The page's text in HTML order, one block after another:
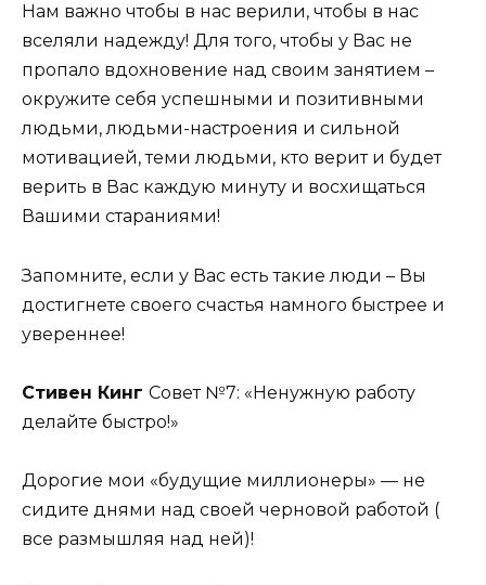
Нам важно чтобы в нас верили, чтобы в нас
вселяли надежду! Для того, чтобы у Вас не
пропало вдохновение над своим занятием –
окружите себя успешными и позитивными
людьми, людьми-настроения и сильной
мотивацией, теми людьми, кто верит и будет
верить в Вас каждую минуту и восхищаться
Вашими стараниями!
Запомните, если у Вас есть такие люди – Вы
достигнете своего счастья намного быстрее и
увереннее!
Стивен Кинг Совет №7: «Ненужную работу
делайте быстро!»
Дорогие мои «будущие миллионеры» — не
сидите днями над своей черновой работой (
все размышляя над ней)!